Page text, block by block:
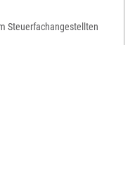
Steuerfachangestellten